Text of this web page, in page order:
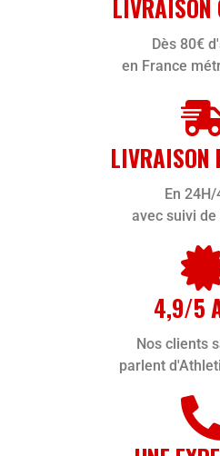
LIVRAISON
Dès 80€
en France
LIVRAISON
En 24H/
avec suivi
4,9/5
Nos clients
parlent